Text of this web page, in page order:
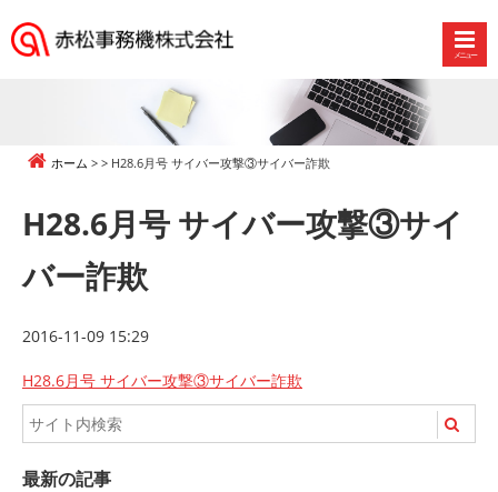
メニュー
ホーム H28.6月号 サイバー攻撃③サイバー詐欺
H28.6月号 サイバー攻撃③サイ
バー詐欺
2016-11-09 15:29
H28.6月号 サイバー攻撃③サイバー詐欺
最新の記事